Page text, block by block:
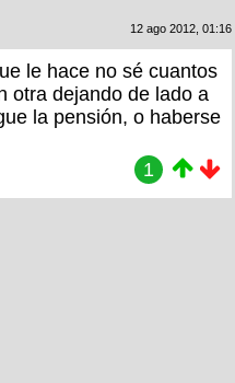
12 ago 2012, 01:16
le hace no sé cuantos
otra dejando de lado a
la pensión, o haberse
1